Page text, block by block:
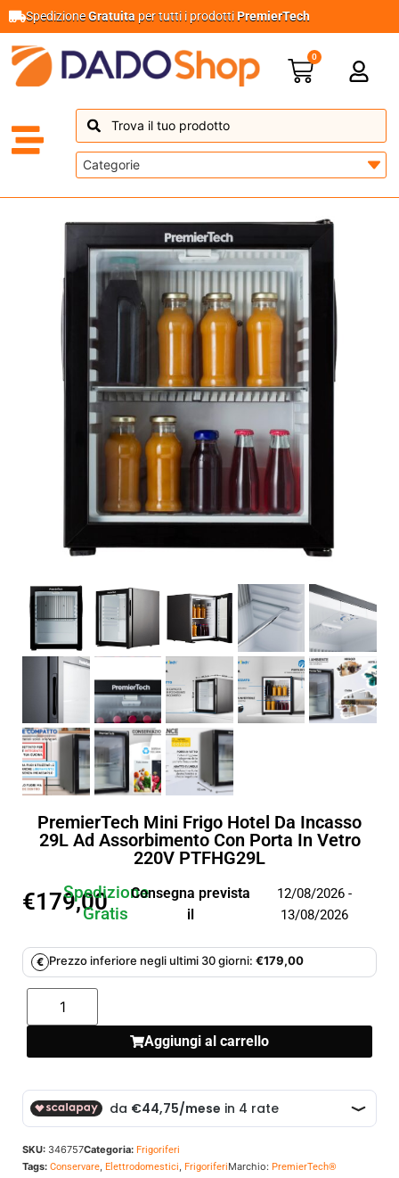
SpedizioneGratuita per tutti i prodottiPremierTech
0
PremierTech Mini Frigo Hotel Da Incasso
29L Ad Assorbimento Con Porta In Vetro
220V PTFHG29L
€179,00
Spedizione
Gratis
Consegna prevista
il
12/08/2026 -
13/08/2026
€ Prezzo inferiore negli ultimi 30 giorni: €179,00
Aggiungi al carrello
SKU: 346757Categoria: Frigoriferi
Tags: Conservare, Elettrodomestici, FrigoriferiMarchio: PremierTech®